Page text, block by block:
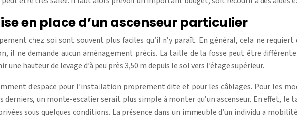
en place d’un ascenseur particulier
chez soi sont souvent plus faciles qu’il n’y paraît. En général, cela ne
il ne demande aucun aménagement précis. La taille de la fosse peut être
hauteur de levage d’à peu près 3,50 m depuis le sol vers l’étage supérieur.
d’espace pour l’installation proprement dite et pour les câblages. Pour les
derniers, un monte-escalier serait plus simple à monter qu’un ascenseur. En effet,
sous quelques conditions. La présence dans un immeuble d’un individu à